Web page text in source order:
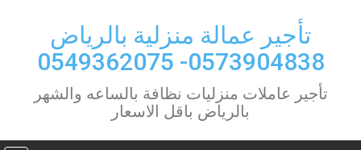
تأجير عمالة منزلية بالرياض
0573904838- 0549362075
تأجير عاملات منزليات نظافة بالساعه والشهر
بالرياض باقل الاسعار